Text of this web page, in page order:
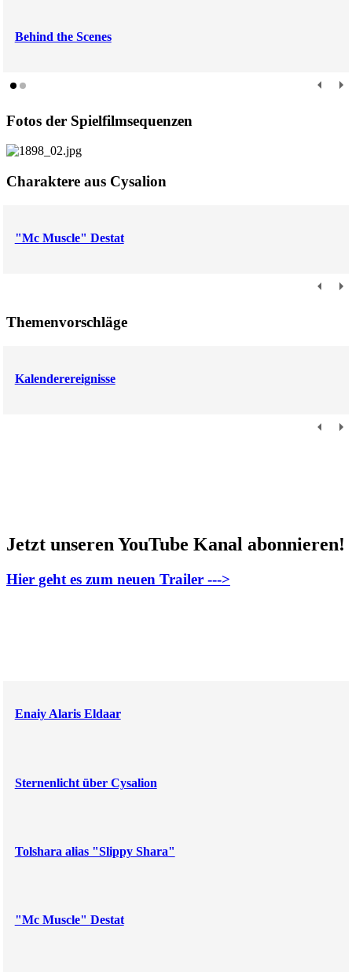
Behind the Scenes
Fotos der Spielfilmsequenzen
Charaktere aus Cysalion
"Mc Muscle" Destat
Themenvorschläge
Kalenderereignisse
Jetzt unseren YouTube Kanal abonnieren!
Hier geht es zum neuen Trailer --->
Enaiy Alaris Eldaar
Sternenlicht über Cysalion
Tolshara alias "Slippy Shara"
"Mc Muscle" Destat